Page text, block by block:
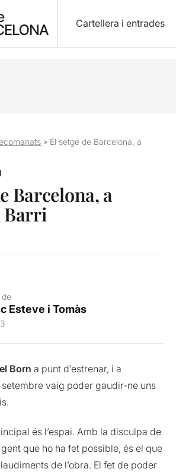
Cartellera i entrades
» El setge de Barcelona, a
Barcelona, a
Barri
de
Esteve i Tomàs
Born a punt d’estrenar, i a
vaig poder gaudir-ne uns
és l’espai. Amb la disculpa de
que ho ha fet possible, és el que
de l’obra. El fet de poder